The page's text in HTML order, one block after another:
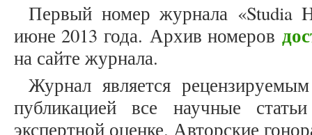
Первый номер журнала «Studia
июне 2013 года. Архив номеров
на сайте журнала.
Журнал является
публикацией все научные
экспертной оценке. Авторские